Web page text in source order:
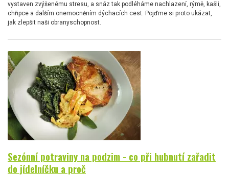
vystaven zvýšenému stresu, a snáz tak podléháme nachlazení, rýmě, kašli,
chřipce a dalším onemocněním dýchacích cest. Pojďme si proto ukázat,
jak zlepšit naši obranyschopnost.
Sezónní potraviny na podzim - co při hubnutí zařadit
do jídelníčku a proč